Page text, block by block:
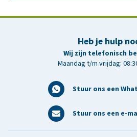
Heb je hulp
Wij zijn telefonisch
Maandag t/m vrijdag:
Stuur ons een
Stuur ons een e-